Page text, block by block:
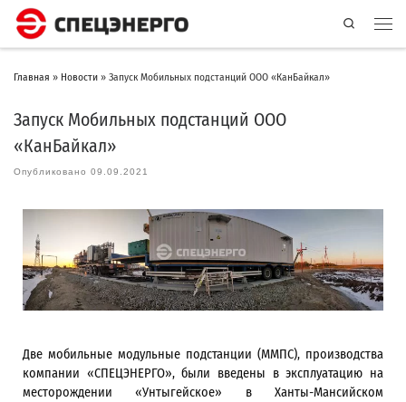
Search
Главная » Новости » Запуск Мобильных подстанций ООО «КанБайкал»
Запуск Мобильных подстанций ООО
«КанБайкал»
Опубликовано 09.09.2021
Две мобильные модульные подстанции (ММПС), производства
компании «СПЕЦЭНЕРГО», были введены в эксплуатацию на
месторождении «Унтыгейское» в Ханты-Мансийском